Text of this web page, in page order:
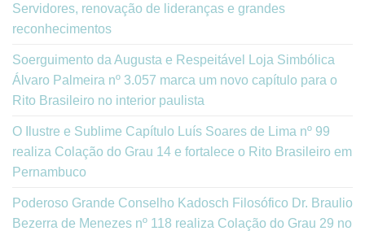
Servidores, renovação de lideranças e grandes
reconhecimentos
Soerguimento da Augusta e Respeitável Loja Simbólica
Álvaro Palmeira nº 3.057 marca um novo capítulo para o
Rito Brasileiro no interior paulista
O Ilustre e Sublime Capítulo Luís Soares de Lima nº 99
realiza Colação do Grau 14 e fortalece o Rito Brasileiro em
Pernambuco
Poderoso Grande Conselho Kadosch Filosófico Dr. Braulio
Bezerra de Menezes nº 118 realiza Colação do Grau 29 no